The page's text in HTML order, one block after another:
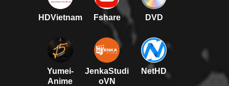
HDVietnam Fshare DVD
Yumei-
Anime
JenkaStudi
oVN
NetHD